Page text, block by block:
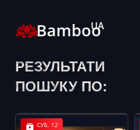
Bamboo
UA
РЕЗУЛЬТАТИ
ПОШУКУ ПО:
СУБ. 12